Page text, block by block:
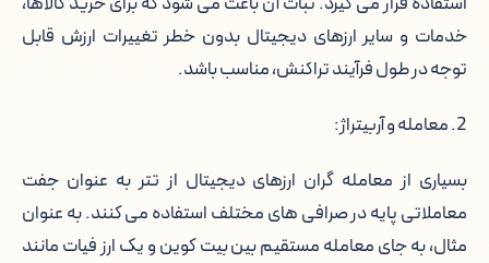
خدمات و سایر ارزهای دیجیتال بدون خطر تغییرات ارزش قابل
توجه در طول فرآیند تراکنش، مناسب باشد.
2. معامله و آربیتراژ:
بسیاری از معامله گران ارزهای دیجیتال از تتر به عنوان جفت
معاملاتی پایه در صرافی های مختلف استفاده می کنند. به عنوان
مثال، به جای معامله مستقیم بین بیت کوین و یک ارز فیات مانند